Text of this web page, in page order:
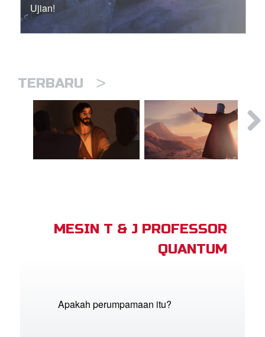
Ujian!
TERBARU >
MESIN T & J PROFESSOR
QUANTUM
Apakah perumpamaan itu?